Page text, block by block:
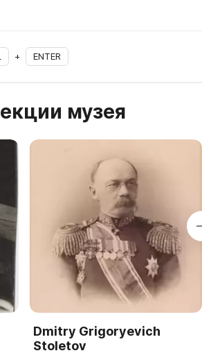
+ ENTER
музея
Dmitry Grigoryevich
Stoletov